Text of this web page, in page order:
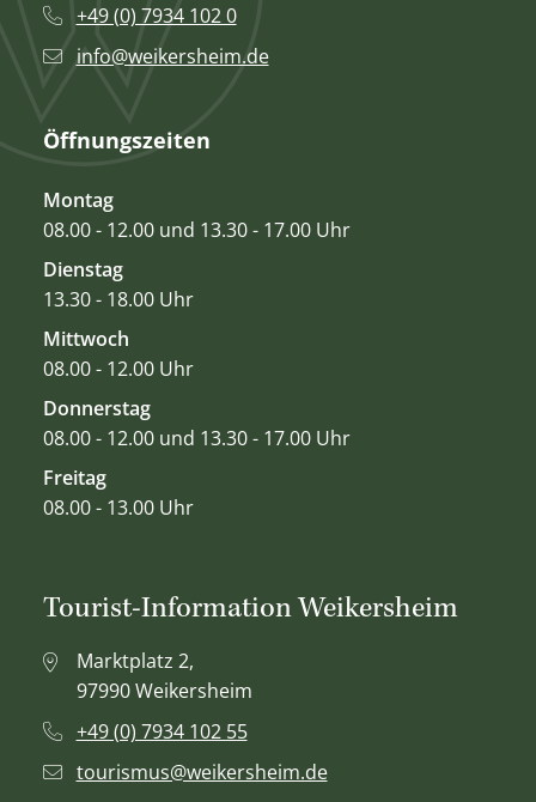
+49 (0) 7934 102 0
info@weikersheim.de
Öffnungszeiten
Montag
08.00 - 12.00 und 13.30 - 17.00 Uhr
Dienstag
13.30 - 18.00 Uhr
Mittwoch
08.00 - 12.00 Uhr
Donnerstag
08.00 - 12.00 und 13.30 - 17.00 Uhr
Freitag
08.00 - 13.00 Uhr
Tourist-Information Weikersheim
Marktplatz 2,
97990 Weikersheim
+49 (0) 7934 102 55
tourismus@weikersheim.de